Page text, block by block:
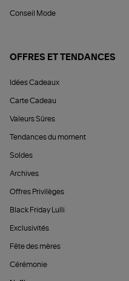
Conseil Mode
OFFRES ET TENDANCES
Idées Cadeaux
Carte Cadeau
Valeurs Sûres
Tendances du moment
Soldes
Archives
Offres Privilèges
Black Friday Lulli
Exclusivités
Fête des mères
Cérémonie